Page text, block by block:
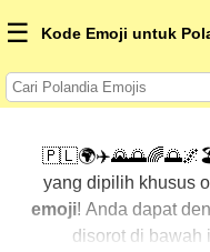
☰ Kode Emoji untuk
yang dipilih khusus
emoji! Anda dapat
disorot di bawah